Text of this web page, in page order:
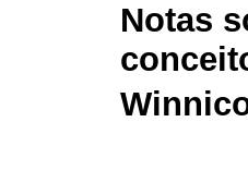
Notas